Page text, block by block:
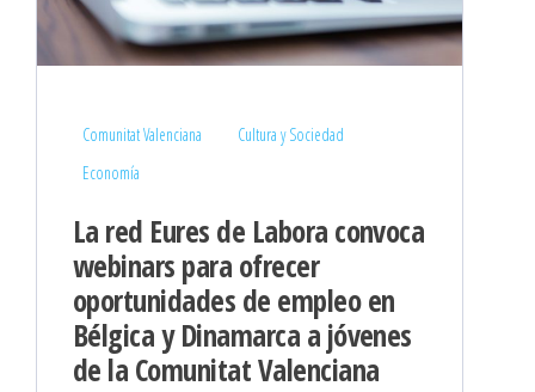
Comunitat Valenciana
Cultura y Sociedad
Economía
La red Eures de Labora convoca
webinars para ofrecer
oportunidades de empleo en
Bélgica y Dinamarca a jóvenes
de la Comunitat Valenciana